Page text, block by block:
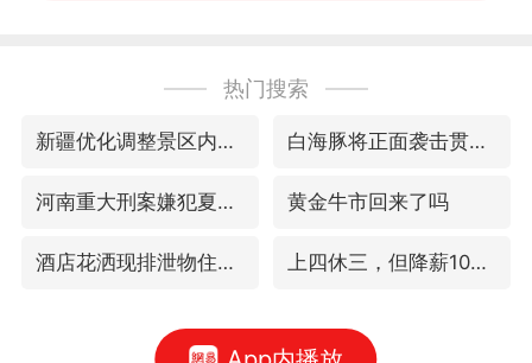
热门搜索
新疆优化调整景区内自驾服务费 白海豚将正面袭击贯穿浙江
河南重大刑案嫌犯夏某钢落网 黄金牛市回来了吗
酒店花洒现排泄物住客索赔遭拒 上四休三，但降薪1000元，你接受吗？